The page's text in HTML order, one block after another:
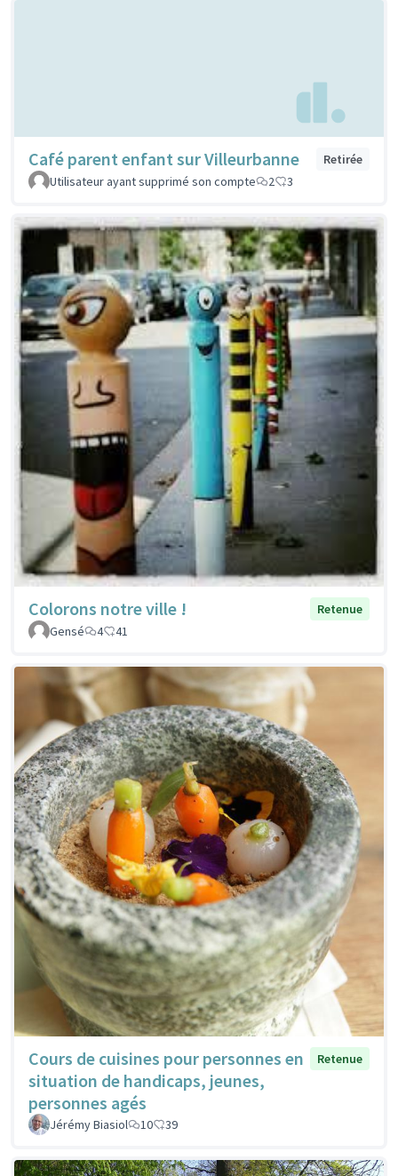
Café parent enfant sur Villeurbanne
Retirée
Utilisateur ayant supprimé son compte
2 3
Colorons notre ville !
Retenue
Gensé
4 41
Cours de cuisines pour personnes en
situation de handicaps, jeunes,
personnes agés
Retenue
Jérémy Biasiol 10 39